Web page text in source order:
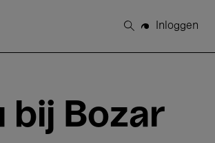
Zoeken
Inloggen
bij Bozar